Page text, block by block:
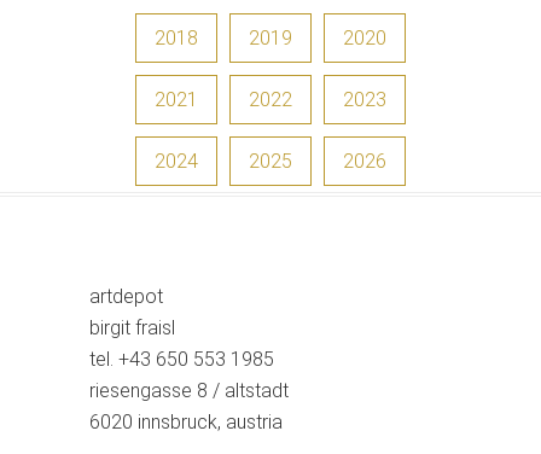
2018 2019 2020
2021 2022 2023
2024 2025 2026
artdepot
birgit fraisl
tel. +43 650 553 1985
riesengasse 8 / altstadt
6020 innsbruck, austria